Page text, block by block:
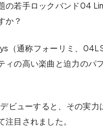
の若手ロックバンド04
か？
（通称フォーリミ、
ィの高い楽曲と迫力のパ
ビューすると、その実
目されました。